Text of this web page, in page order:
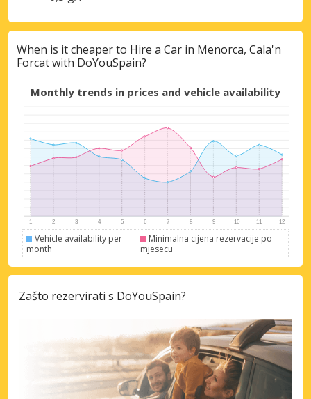
When is it cheaper to Hire a Car in Menorca, Cala'n
Forcat with DoYouSpain?
Monthly trends in prices and vehicle availability
Vehicle availability per
month
Minimalna cijena rezervacije po
mjesecu
Zašto rezervirati s DoYouSpain?
Posebni popusti
Pristupite ekskluzivnim ponudama naših
dobavljača
Prijava putem eLinka